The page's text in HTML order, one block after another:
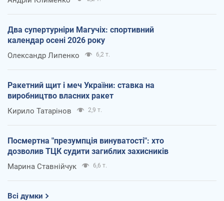
Два супертурніри Магучіх: спортивний
календар осені 2026 року
Олександр Липенко 6,2 т.
Ракетний щит і меч України: ставка на
виробництво власних ракет
Кирило Татарінов 2,9 т.
Посмертна "презумпція винуватості": хто
дозволив ТЦК судити загиблих захисників
Марина Ставнійчук 6,6 т.
Всі думки